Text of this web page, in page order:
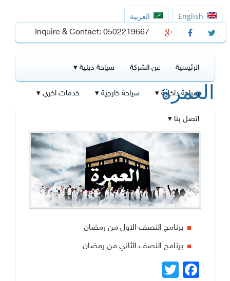
English
العربية
Inquire & Contact: 0502219667
الرئيسية عن الشركة سياحة دينية ▾
سياحة داخلية ▾ سياحة خارجية ▾ خدمات اخري ▾
اتصل بنا ▾
العمرة
برنامج النصف الاول من رمضان
برنامج النصف الثاني من رمضان
Facebook
Twitter